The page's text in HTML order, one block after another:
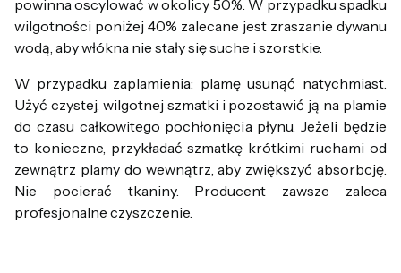
powinna oscylować w okolicy 50%. W przypadku spadku
wilgotności poniżej 40% zalecane jest zraszanie dywanu
wodą, aby włókna nie stały się suche i szorstkie.
W przypadku zaplamienia: plamę usunąć natychmiast.
Użyć czystej, wilgotnej szmatki i pozostawić ją na plamie
do czasu całkowitego pochłonięcia płynu. Jeżeli będzie
to konieczne, przykładać szmatkę krótkimi ruchami od
zewnątrz plamy do wewnątrz, aby zwiększyć absorbcję.
Nie pocierać tkaniny. Producent zawsze zaleca
profesjonalne czyszczenie.